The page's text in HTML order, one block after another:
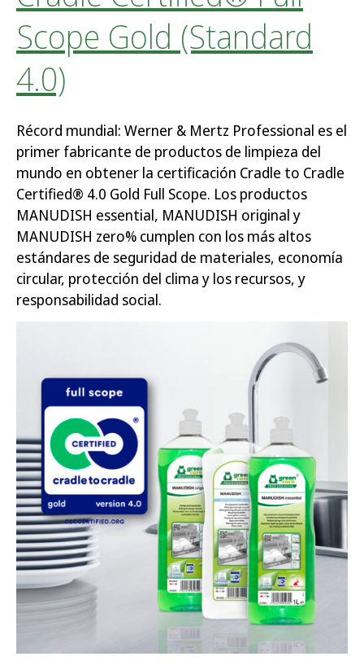
Scope Gold (Standard
4.0)
Récord mundial: Werner & Mertz Professional es el
primer fabricante de productos de limpieza del
mundo en obtener la certificación Cradle to Cradle
Certified® 4.0 Gold Full Scope. Los productos
MANUDISH essential, MANUDISH original y
MANUDISH zero% cumplen con los más altos
estándares de seguridad de materiales, economía
circular, protección del clima y los recursos, y
responsabilidad social.